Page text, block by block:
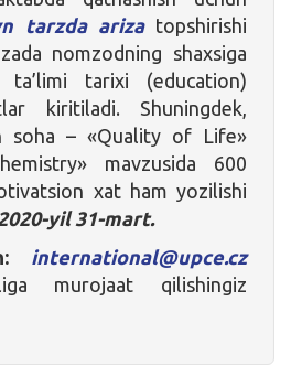
tarzda arizatopshirishi
nomzodning shaxsiga
ta’limi tarixi (education)
kiritiladi. Shuningdek,
soha – «Quality of Life»
mavzusida 600
xat ham yozilishi
yil 31-mart.
international@upce.cz
murojaat qilishingiz